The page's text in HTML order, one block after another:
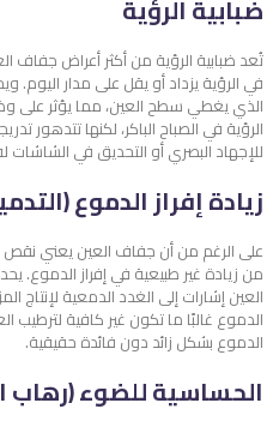
ضبابية الرؤية
تُعد ضبابية الرؤية من أكثر أعراض جفاف
في الرؤية يزداد أو يقل على مدار
الذي يغطي سطح العين، مما يؤثر على
الرؤية في الصباح الباكر، لكنها تتدهور
للإجهاد البصري أو التحديق في الشاشات
زيادة إفراز الدموع
على الرغم من أن جفاف العين يعني نقص
من زيادة غير طبيعية في إفراز
العين إشارات إلى الغدد الدمعية
الدموع غالبًا ما تكون غير كافية لترطيب
الدموع بشكل زائد دون فائدة حقيقية.
الحساسية للضوء (رهاب